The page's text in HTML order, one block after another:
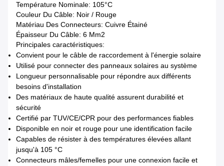
Température Nominale: 105°C
Couleur Du Câble: Noir / Rouge
Matériau Des Connecteurs: Cuivre Étainé
Épaisseur Du Câble: 6 Mm2
Principales caractéristiques:
Convient pour le câble de raccordement à l'énergie solaire
Utilisé pour connecter des panneaux solaires au système
Longueur personnalisable pour répondre aux différents
besoins d'installation
Des matériaux de haute qualité assurent durabilité et
sécurité
Certifié par TUV/CE/CPR pour des performances fiables
Disponible en noir et rouge pour une identification facile
Capables de résister à des températures élevées allant
jusqu'à 105 °C
Connecteurs mâles/femelles pour une connexion facile et